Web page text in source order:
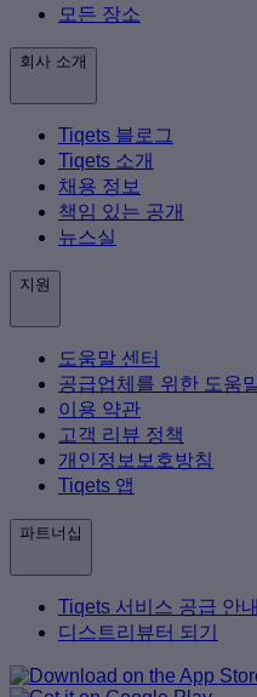
모든 장소
회사 소개
Tiqets 블로그
Tiqets 소개
채용 정보
책임 있는 공개
뉴스실
지원
도움말 센터
공급업체를 위한 도움
이용 약관
고객 리뷰 정책
개인정보보호방침
Tiqets 앱
파트너십
Tiqets 서비스 공급 안내
디스트리뷰터 되기